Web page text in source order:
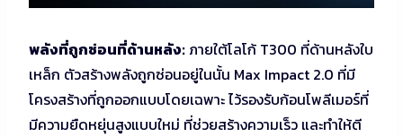
พลังที่ถูกซ่อนที่ด้านหลัง: ภายใต้โลโก้ T300 ที่ด้านหลังใบ
เหล็ก ตัวสร้างพลังถูกซ่อนอยู่ในนั้น Max Impact 2.0 ที่มี
โครงสร้างที่ถูกออกแบบโดยเฉพาะ ไว้รองรับก้อนโพลีเมอร์ที่
มีความยืดหยุ่นสูงแบบใหม่ ที่ช่วยสร้างความเร็ว และทำให้ตี